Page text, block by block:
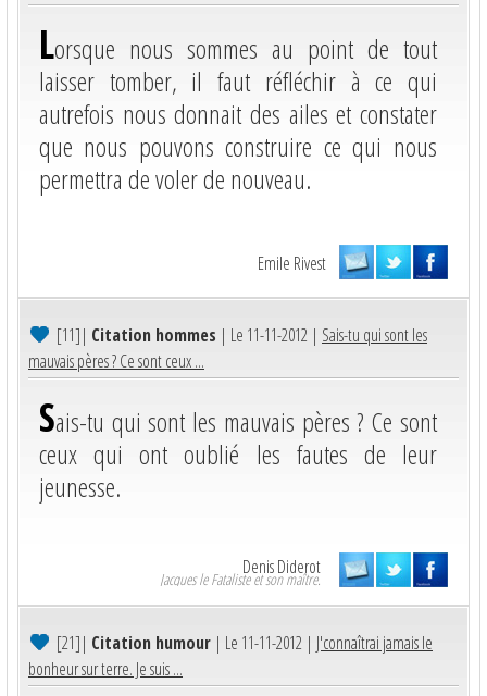
Lorsque nous sommes au point de tout
laisser tomber, il faut réfléchir à ce qui
autrefois nous donnait des ailes et constater
que nous pouvons construire ce qui nous
permettra de voler de nouveau.
Emile Rivest
[11]| Citation hommes | Le 11-11-2012 | Sais-tu qui sont les
mauvais pères ? Ce sont ceux ...
Sais-tu qui sont les mauvais pères ? Ce sont
ceux qui ont oublié les fautes de leur
jeunesse.
Denis Diderot
Jacques le Fataliste et son maître.
[21]| Citation humour | Le 11-11-2012 | J'connaîtrai jamais le
bonheur sur terre. Je suis ...